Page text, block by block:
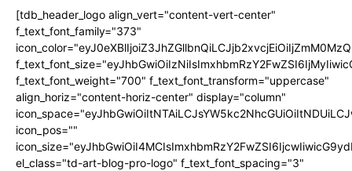
[tdb_header_logo align_vert="content-vert-center"
f_text_font_family="373"
f_text_font_weight="700" f_text_font_transform="uppercase"
align_horiz="content-horiz-center" display="column"
icon_pos=""
el_class="td-art-blog-pro-logo" f_text_font_spacing="3"